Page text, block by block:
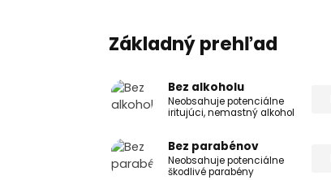
Základný prehľad
Bez alkoholu
Neobsahuje potenciálne
iritujúci, nemastný alkohol
Bez parabénov
Neobsahuje potenciálne
škodlivé parabény